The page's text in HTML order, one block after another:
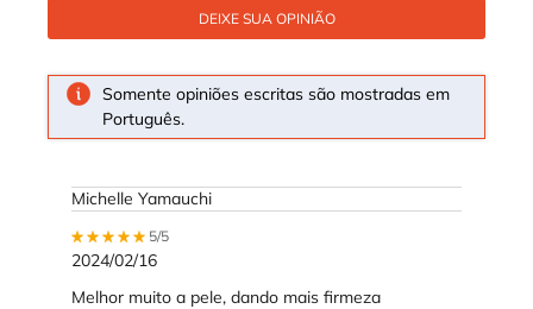
DEIXE SUA OPINIÃO
Somente opiniões escritas são mostradas em
Português.
Michelle Yamauchi
5 out of 5 stars.
5/5
2024/02/16
Melhor muito a pele, dando mais firmeza